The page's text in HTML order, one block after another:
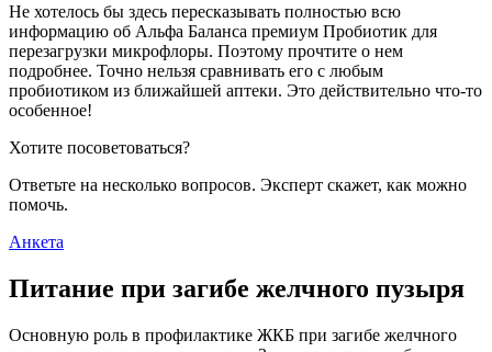
Не хотелось бы здесь пересказывать полностью всю
информацию об Альфа Баланса премиум Пробиотик для
перезагрузки микрофлоры. Поэтому прочтите о нем
подробнее. Точно нельзя сравнивать его с любым
пробиотиком из ближайшей аптеки. Это действительно что-то
особенное!
Хотите посоветоваться?
Ответьте на несколько вопросов. Эксперт скажет, как можно
помочь.
Анкета
Питание при загибе желчного пузыря
Основную роль в профилактике ЖКБ при загибе желчного